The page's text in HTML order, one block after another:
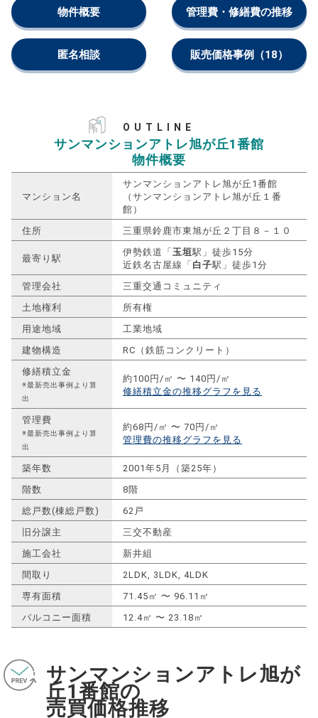
物件概要 管理費・修繕費の推移
匿名相談 販売価格事例 （18）
OUTLINE
サンマンションアトレ旭が丘1番館
物件概要
マンション名
サンマンションアトレ旭が丘1番館
（サンマンションアトレ旭が丘１番
館）
住所
三重県鈴鹿市東旭が丘２丁目８－１０
最寄り駅
伊勢鉄道「 玉垣駅」徒歩15分
近鉄名古屋線「 白子駅」徒歩1分
管理会社
三重交通コミュニティ
土地権利
所有権
用途地域
工業地域
建物構造
RC（鉄筋コンクリート）
修繕積立金
※最新売出事例より算
出
約100円/㎡ 〜 140円/㎡
修繕積立金の推移グラフを見る
管理費
※最新売出事例より算
出
約68円/㎡ 〜 70円/㎡
管理費の推移グラフを見る
築年数
2001年5月（築25年）
階数
8階
総戸数(棟総戸数)
62戸
旧分譲主
三交不動産
施工会社
新井組
間取り
2LDK, 3LDK, 4LDK
専有面積
71.45㎡ 〜 96.11㎡
バルコニー面積
12.4㎡ 〜 23.18㎡
サンマンションアトレ旭が
丘1番館の
売買価格推移